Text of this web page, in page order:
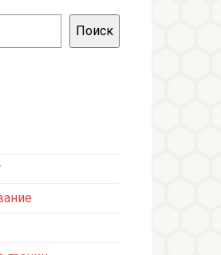
Поиск